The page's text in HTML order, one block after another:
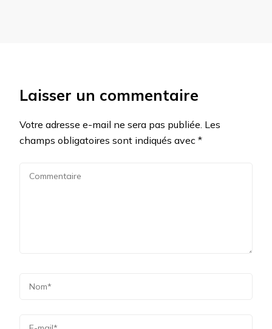
Laisser un commentaire
Votre adresse e-mail ne sera pas publiée. Les
champs obligatoires sont indiqués avec *